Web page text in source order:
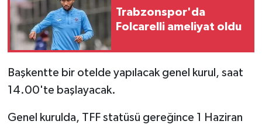
Trabzonspor'da
Folcarelli ameliyat oldu
Başkentte bir otelde yapılacak genel kurul, saat
14.00'te başlayacak.
Genel kurulda, TFF statüsü gereğince 1 Haziran